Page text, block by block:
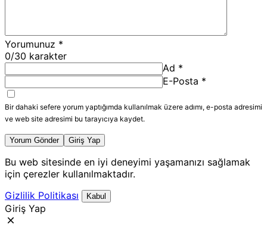
Yorumunuz *
0/30 karakter
Ad *
E-Posta *
Bir dahaki sefere yorum yaptığımda kullanılmak üzere adımı, e-posta adresimi
ve web site adresimi bu tarayıcıya kaydet.
Yorum Gönder Giriş Yap
Bu web sitesinde en iyi deneyimi yaşamanızı sağlamak
için çerezler kullanılmaktadır.
Gizlilik Politikası
Kabul
Giriş Yap